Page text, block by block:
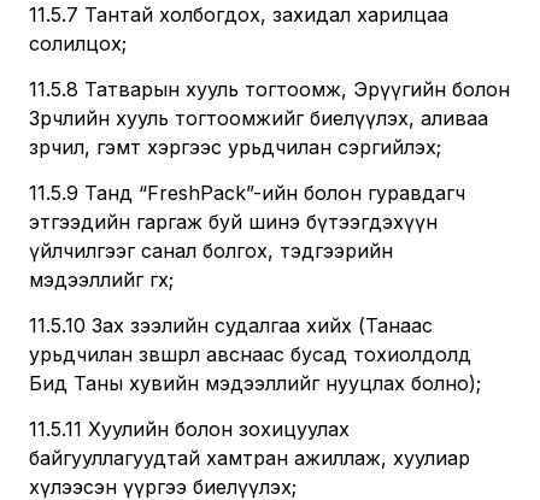
11.5.7 Тантай холбогдох, захидал харилцаа
солилцох;
11.5.8 Татварын хууль тогтоомж, Эрүүгийн болон
Зөрчлийн хууль тогтоомжийг биелүүлэх, аливаа
зөрчил, гэмт хэргээс урьдчилан сэргийлэх;
11.5.9 Танд “FreshPack”-ийн болон гуравдагч
этгээдийн гаргаж буй шинэ бүтээгдэхүүн
үйлчилгээг санал болгох, тэдгээрийн
мэдээллийг өгөх;
11.5.10 Зах зээлийн судалгаа хийх (Танаас
урьдчилан зөвшөөрөл авснаас бусад тохиолдолд
Бид Таны хувийн мэдээллийг нууцлах болно);
11.5.11 Хуулийн болон зохицуулах
байгууллагуудтай хамтран ажиллаж, хуулиар
хүлээсэн үүргээ биелүүлэх;